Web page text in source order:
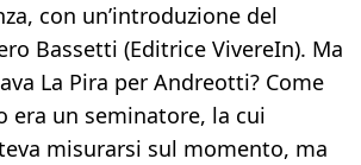
con un’introduzione del
Bassetti (Editrice VivereIn). Ma
La Pira per Andreotti? Come
era un seminatore, la cui
misurarsi sul momento, ma